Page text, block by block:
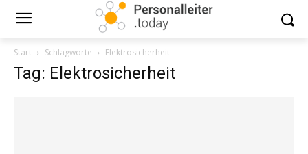
Start Schlagworte Elektrosicherheit
Tag: Elektrosicherheit